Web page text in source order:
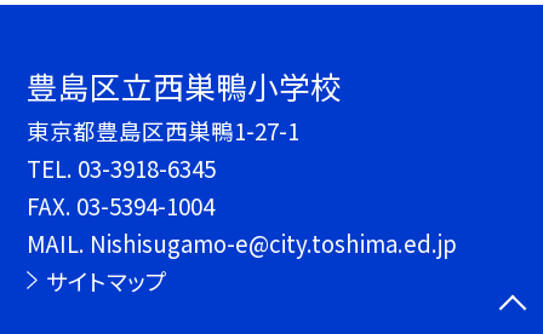
豊島区立西巣鴨小学校
東京都豊島区西巣鴨1-27-1
TEL. 03-3918-6345
FAX. 03-5394-1004
MAIL. Nishisugamo-e@city.toshima.ed.jp
サイトマップ